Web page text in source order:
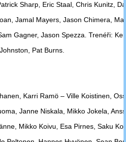
Sharp, Eric Staal, Chris Kunitz,
Jamal Mayers, Jason Chimera,
Gagner, Jason Spezza. Trenéři:
Pat Burns.
Karri Ramö – Ville Koistinen,
Janne Niskala, Mikko Jokela,
Mikko Koivu, Esa Pirnes, Saku